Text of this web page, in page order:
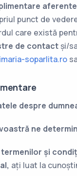
punct de
care există
de contact și/
soparlita.ro
despre
ne
și
ați luat la